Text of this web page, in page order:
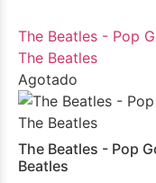
The Beatles - Pop
The Beatles
Agotado
The Beatles - Pop
Beatles